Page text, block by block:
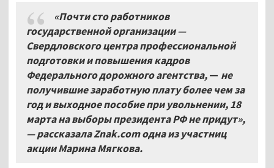
«Почти сто работников
государственной организации —
Свердловского центра профессиональной
подготовки и повышения кадров
Федерального дорожного агентства,— не
получившие заработную плату более чем за
год и выходное пособие при увольнении, 18
марта на выборы президента РФ не придут»,
— рассказала Znak.com одна из участниц
акции Марина Мягкова.